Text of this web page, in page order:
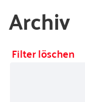
Archiv
Filter löschen